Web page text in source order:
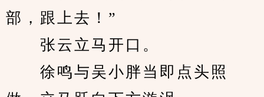
部，跟上去！”
张云立马开口。
徐鸣与吴小胖当即点头照